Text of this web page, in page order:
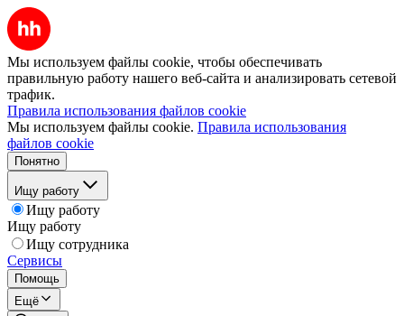
Мы используем файлы cookie, чтобы обеспечивать
правильную работу нашего веб-сайта и анализировать сетевой
трафик.
Правила использования файлов cookie
Мы используем файлы cookie. Правила использования
файлов cookie
Понятно
Ищу работу
Ищу работу
Ищу работу
Ищу сотрудника
Сервисы
Помощь
Ещё